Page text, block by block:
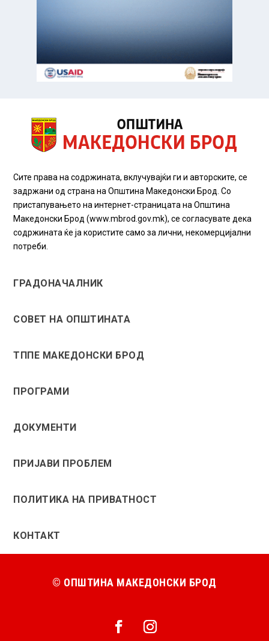
Сите права на содржината, вклучувајќи ги и авторските, се
задржани од страна на Општина Македонски Брод. Со
пристапувањето на интернет-страницата на Општина
Македонски Брод (www.mbrod.gov.mk), се согласувате дека
содржината ќе ја користите само за лични, некомерцијални
потреби.
ГРАДОНАЧАЛНИК
СОВЕТ НА ОПШТИНАТА
ТППЕ МАКЕДОНСКИ БРОД
ПРОГРАМИ
ДОКУМЕНТИ
ПРИЈАВИ ПРОБЛЕМ
ПОЛИТИКА НА ПРИВАТНОСТ
КОНТАКТ
© ОПШТИНА МАКЕДОНСКИ БРОД